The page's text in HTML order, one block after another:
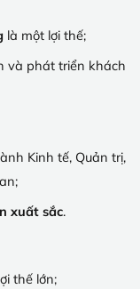
là một lợi thế;
và phát triển khách
Kinh tế, Quản trị,
xuất sắc.
thế lớn;